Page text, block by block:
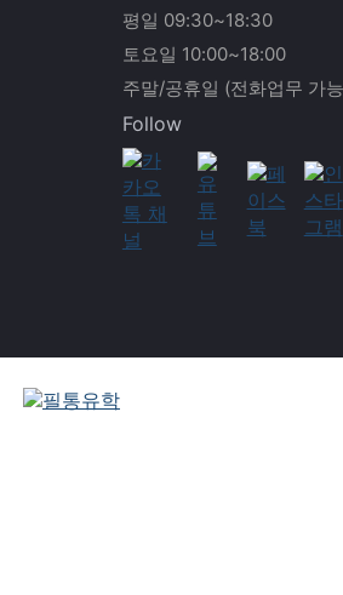
평일 09:30~18:30
토요일 10:00~18:00
주말/공휴일 (전화업무 가
Follow